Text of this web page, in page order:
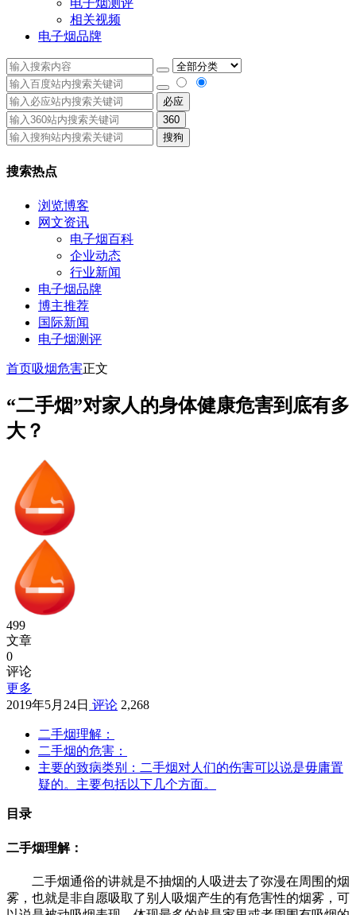
电子烟测评
相关视频
电子烟品牌
必应
360
搜狗
搜索热点
浏览博客
网文资讯
电子烟百科
企业动态
行业新闻
电子烟品牌
博主推荐
国际新闻
电子烟测评
首页吸烟危害正文
“二手烟”对家人的身体健康危害到底有多
大？
499
文章
0
评论
更多
2019年5月24日 评论 2,268
二手烟理解：
二手烟的危害：
主要的致病类别：二手烟对人们的伤害可以说是毋庸置
疑的。主要包括以下几个方面。
目录
二手烟理解：
二手烟通俗的讲就是不抽烟的人吸进去了弥漫在周围的烟
雾，也就是非自愿吸取了别人吸烟产生的有危害性的烟雾，可